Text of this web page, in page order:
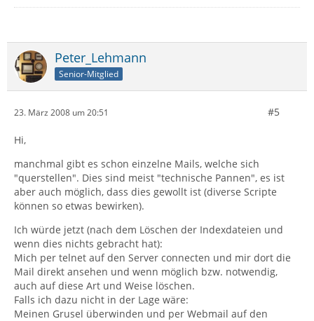
Peter_Lehmann
Senior-Mitglied
23. März 2008 um 20:51 #5
Hi,
manchmal gibt es schon einzelne Mails, welche sich
"querstellen". Dies sind meist "technische Pannen", es ist
aber auch möglich, dass dies gewollt ist (diverse Scripte
können so etwas bewirken).
Ich würde jetzt (nach dem Löschen der Indexdateien und
wenn dies nichts gebracht hat):
Mich per telnet auf den Server connecten und mir dort die
Mail direkt ansehen und wenn möglich bzw. notwendig,
auch auf diese Art und Weise löschen.
Falls ich dazu nicht in der Lage wäre:
Meinen Grusel überwinden und per Webmail auf den